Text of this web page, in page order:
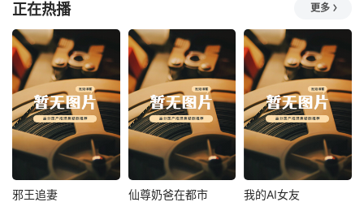
正在热播 更多
热播
邪王追妻 热播
仙尊奶爸在都市 热播
我的AI女友